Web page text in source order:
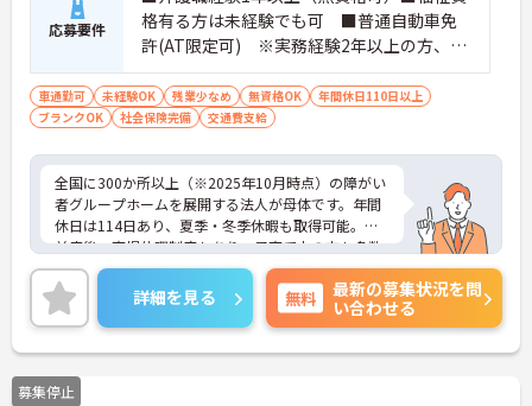
応募要件
格有る方は未経験でも可 ■普通自動車免
許(AT限定可) ※実務経験2年以上の方、障
がい者福祉に関する経験をお持ちの方大歓
迎
車通勤可 未経験OK 残業少なめ 無資格OK
年間休日110日以上
ブランクOK
社会保険完備 交通費支給
全国に300か所以上（※2025年10月時点）の障がい
者グループホームを展開する法人が母体です。年間
休日は114日あり、夏季・冬季休暇も取得可能。産
前産後・育児休暇制度もあり、子育て中の方も多数
活躍中で、ワークライフバランスを大切にしながら
働ける環境が整っています。研修制度や外部勉強会
の受講支援もあり、スキルアップもしっかりサポー
ト。将来的には管理者やエリアマネージャーへのキ
ャリアアップも目指せます。20代から60代まで幅広
い年代のスタッフが活躍しており、和やかな雰囲気
の職場です。介護経験を活かしたい方、福祉の資格
詳細を見る 無料
最新の募集状況を問
い合わせる
募集停止